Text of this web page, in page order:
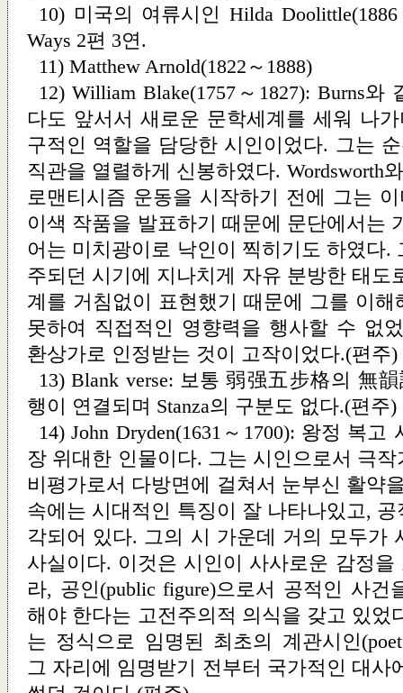
10) 미국의 여류시인 Hilda
Ways 2편 3연.
11) Matthew Arnold(1822～1888)
12) William Blake(1757～1827): Burns와
다도 앞서서 새로운 문학세계를 세워 나
구적인 역할을 담당한 시인이었다. 그는
직관을 열렬하게 신봉하였다. Wordsworth
로맨티시즘 운동을 시작하기 전에 그는
이색 작품을 발표하기 때문에 문단에서는
어는 미치광이로 낙인이 찍히기도 하였다.
주되던 시기에 지나치게 자유 분방한 태도
계를 거침없이 표현했기 때문에 그를 이
못하여 직접적인 영향력을 행사할 수 없
환상가로 인정받는 것이 고작이었다.(편주)
13) Blank verse: 보통 弱强五步格의 無
행이 연결되며 Stanza의 구분도 없다.(편주)
14) John Dryden(1631～1700): 왕정 복
장 위대한 인물이다. 그는 시인으로서 극
비평가로서 다방면에 걸쳐서 눈부신 활약
속에는 시대적인 특징이 잘 나타나있고,
각되어 있다. 그의 시 가운데 거의 모두가
사실이다. 이것은 시인이 사사로운 감정
라, 공인(public figure)으로서 공적인 사건
해야 한다는 고전주의적 의식을 갖고 있었
는 정식으로 임명된 최초의 계관시인(poet
그 자리에 임명받기 전부터 국가적인 대사